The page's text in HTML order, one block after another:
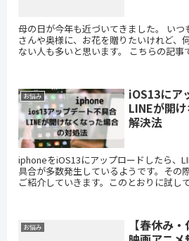
母の日が今年も近づいてきました。 い
さんや奥様に、お花を贈りたいけれど、
ない人も多いと思います。 こちらの記
お悩み
iOS13にア
LINEが開
解決法
iphoneをiOS13にアップロードしたら、
具合が多数発生しているようです。その
ご紹介していきます。このとおりに試し
お悩み
【春休み